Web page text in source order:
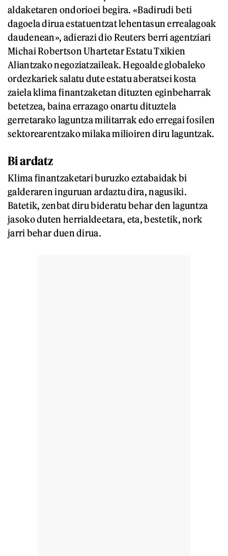
aldaketaren ondorioei begira. «Badirudi beti
dagoela dirua estatuentzat lehentasun errealagoak
daudenean», adierazi dio Reuters berri agentziari
Michai Robertson Uhartetar Estatu Txikien
Aliantzako negoziatzaileak. Hegoalde globaleko
ordezkariek salatu dute estatu aberatsei kosta
zaiela klima finantzaketan dituzten eginbeharrak
betetzea, baina errazago onartu dituztela
gerretarako laguntza militarrak edo erregai fosilen
sektorearentzako milaka milioiren diru laguntzak.
Bi ardatz
Klima finantzaketari buruzko eztabaidak bi
galderaren inguruan ardaztu dira, nagusiki.
Batetik, zenbat diru bideratu behar den laguntza
jasoko duten herrialdeetara, eta, bestetik, nork
jarri behar duen dirua.